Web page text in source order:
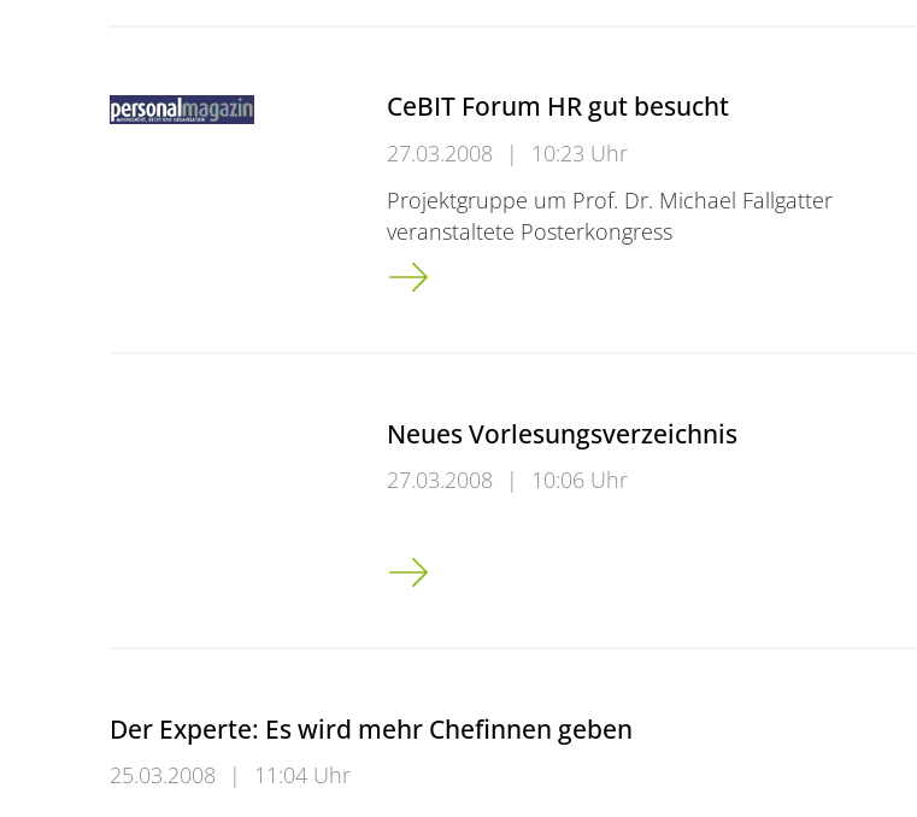
CeBIT Forum HR gut besucht
27.03.2008 |
10:23 Uhr
Projektgruppe um Prof. Dr. Michael Fallgatter
veranstaltete Posterkongress
CeBIT Forum HR gut besucht
Neues Vorlesungsverzeichnis
27.03.2008 | 10:06 Uhr
Neues Vorlesungsverzeichnis
Der Experte: Es wird mehr Chefinnen geben
25.03.2008 | 11:04 Uhr